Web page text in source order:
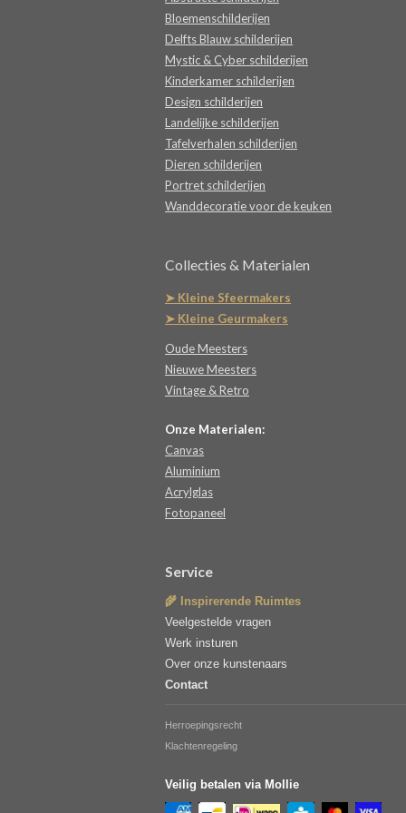
Bloemenschilderijen
Delfts Blauw schilderijen
Mystic & Cyber schilderijen
Kinderkamer schilderijen
Design schilderijen
Landelijke schilderijen
Tafelverhalen schilderijen
Dieren schilderijen
Portret schilderijen
Wanddecoratie voor de keuken
Collecties & Materialen
➤ Kleine Sfeermakers
➤ Kleine Geurmakers
Oude Meesters
Nieuwe Meesters
Vintage & Retro
Onze Materialen:
Canvas
Aluminium
Acrylglas
Fotopaneel
Service
🌾 Inspirerende Ruimtes
Veelgestelde vragen
Werk insturen
Over onze kunstenaars
Contact
Herroepingsrecht
Klachtenregeling
Veilig betalen via Mollie